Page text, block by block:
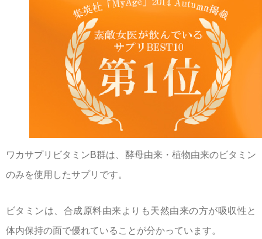
ワカサプリビタミンB群は、酵母由来・植物由来のビタミン
のみを使用したサプリです。
ビタミンは、合成原料由来よりも天然由来の方が吸収性と
体内保持の面で優れていることが分かっています。